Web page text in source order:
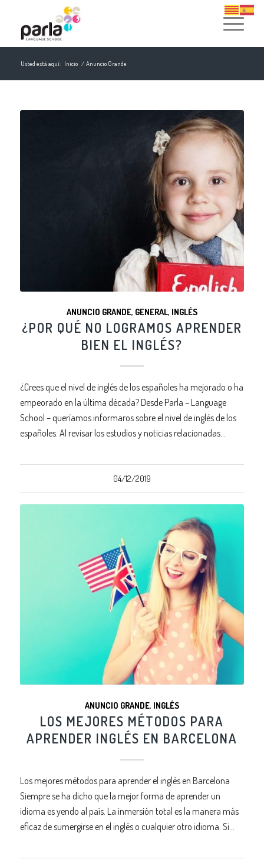
Usted está aquí: Inicio / Anuncio Grande
ANUNCIO GRANDE, GENERAL, INGLÉS
¿POR QUÉ NO LOGRAMOS APRENDER
BIEN EL INGLÉS?
¿Crees que el nivel de inglés de los españoles ha mejorado o ha
empeorado en la última década? Desde Parla – Language
School – queríamos informaros sobre el nivel de inglés de los
españoles. Al revisar los estudios y noticias relacionadas…
04/12/2019
ANUNCIO GRANDE, INGLÉS
LOS MEJORES MÉTODOS PARA
APRENDER INGLÉS EN BARCELONA
Los mejores métodos para aprender el inglés en Barcelona
Siempre se ha dicho que la mejor forma de aprender un
idioma es yendo al país. La inmersión total es la manera más
eficaz de sumergirse en el inglés o cualquier otro idioma. Si…